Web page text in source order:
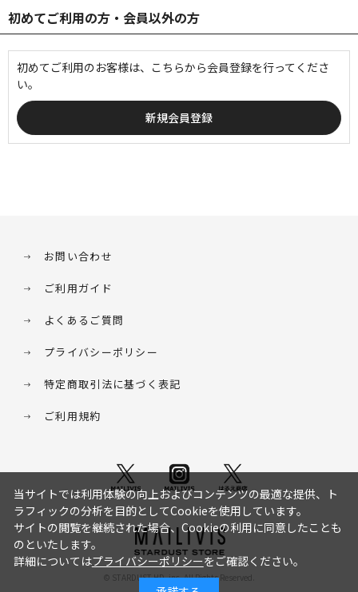
初めてご利用の方・会員以外の方
初めてご利用のお客様は、こちらから会員登録を行ってくださ
い。
お問い合わせ
ご利用ガイド
よくあるご質問
プライバシーポリシー
特定商取引法に基づく表記
ご利用規約
© STARDUST HD. inc. All Rights Reserved.
当サイトでは利用体験の向上およびコンテンツの最適な提供、ト
ラフィックの分析を目的としてCookieを使用しています。
サイトの閲覧を継続された場合、Cookieの利用に同意したことも
のといたします。
詳細についてはプライバシーポリシーをご確認ください。